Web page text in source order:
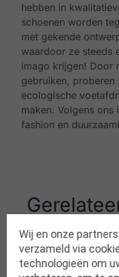
hebben in
schoenen worden
met gekende
waardoor ze steeds
imago krijgen! Door
gebruiken,
ecologische
maken. Volgens
fashion en
Wij en onze
verzameld via
technologieën om